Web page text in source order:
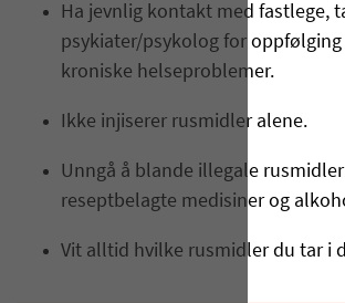
Ha jevnlig kontakt med fastlege,
psykiater/psykolog for
kroniske helseproblemer.
Ikke injiserer rusmidler alene.
Unngå å blande illegale
reseptbelagte medisiner og
Vit alltid hvilke rusmidler du tar i